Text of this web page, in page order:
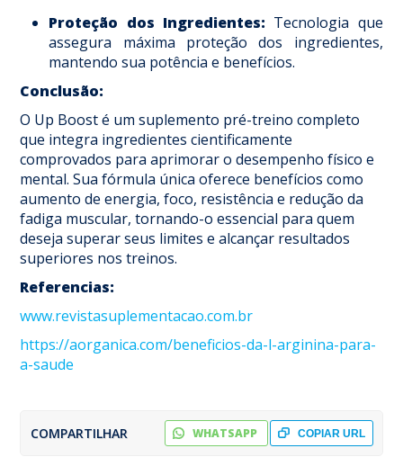
Proteção dos Ingredientes: Tecnologia que
assegura máxima proteção dos ingredientes,
mantendo sua potência e benefícios.​
Conclusão:
O Up Boost é um suplemento pré-treino completo
que integra ingredientes cientificamente
comprovados para aprimorar o desempenho físico e
mental. Sua fórmula única oferece benefícios como
aumento de energia, foco, resistência e redução da
fadiga muscular, tornando-o essencial para quem
deseja superar seus limites e alcançar resultados
superiores nos treinos.
Referencias:
www.revistasuplementacao.com.br
https://aorganica.com/beneficios-da-l-arginina-para-
a-saude
COMPARTILHAR COPIAR URL
WHATSAPP